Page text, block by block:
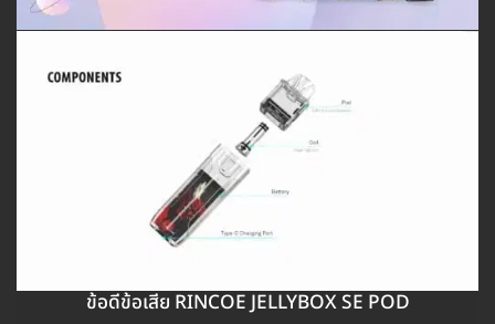
ข้อดีข้อเสีย RINCOE JELLYBOX SE POD